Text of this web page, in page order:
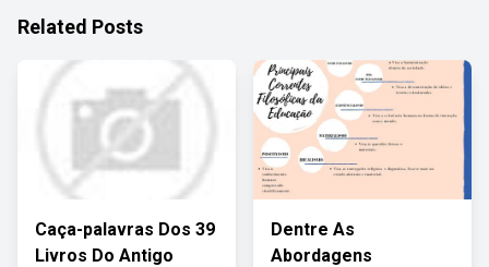
Related Posts
Caça-palavras Dos 39
Livros Do Antigo
Dentre As
Abordagens